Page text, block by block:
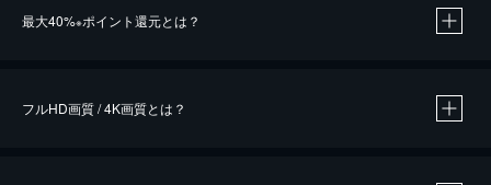
最大40%※ポイント還元とは？
フルHD画質 / 4K画質とは？